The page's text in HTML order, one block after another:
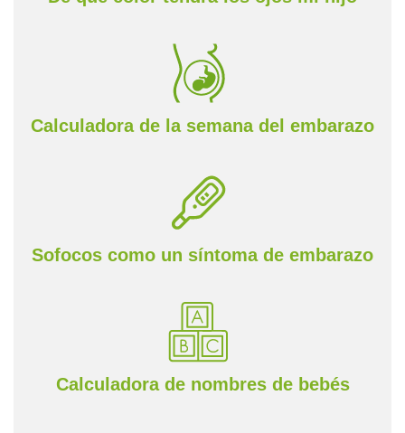
Calculadora de la semana del embarazo
Sofocos como un síntoma de embarazo
Calculadora de nombres de bebés